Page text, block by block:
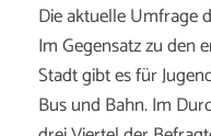
Die aktuelle Umfrage
Im Gegensatz zu den
Stadt gibt es für
Bus und Bahn. Im